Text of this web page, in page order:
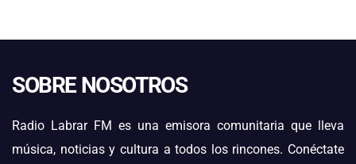
SOBRE NOSOTROS
Radio Labrar FM es una emisora comunitaria que lleva
música, noticias y cultura a todos los rincones. Conéctate